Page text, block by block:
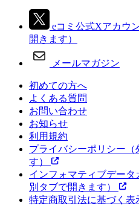
eコミ公式Xアカウ
開きます）
メールマガジン
初めての方へ
よくある質問
お問い合わせ
お知らせ
利用規約
プライバシーポリシー
す）
インフォマティブデータ
別タブで開きます）
特定商取引法に基づく表